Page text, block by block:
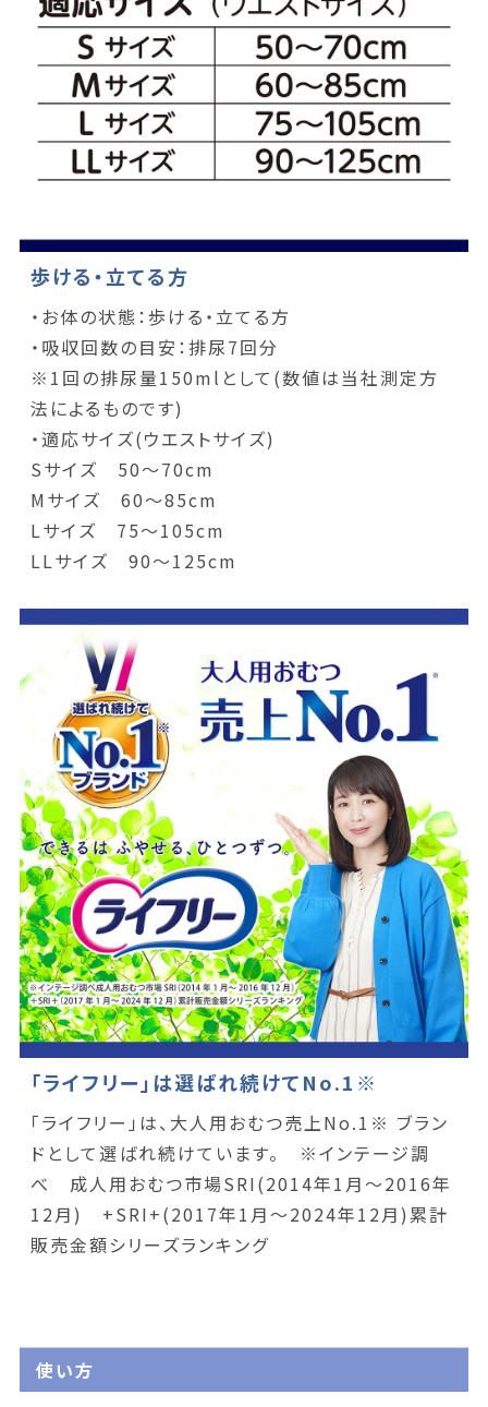
歩ける・立てる方
・お体の状態：歩ける・立てる方
・吸収回数の目安：排尿7回分
※1回の排尿量150mlとして(数値は当社測定方
法によるものです)
・適応サイズ(ウエストサイズ)
Sサイズ 50～70cm
Mサイズ 60～85cm
Lサイズ 75～105cm
LLサイズ 90～125cm
「ライフリー」は選ばれ続けてNo.1※
「ライフリー」は、大人用おむつ売上No.1※ ブラン
ドとして選ばれ続けています。 ※インテージ調
べ 成人用おむつ市場SRI(2014年1月～2016年
12月) +SRI+(2017年1月～2024年12月)累計
販売金額シリーズランキング
使い方